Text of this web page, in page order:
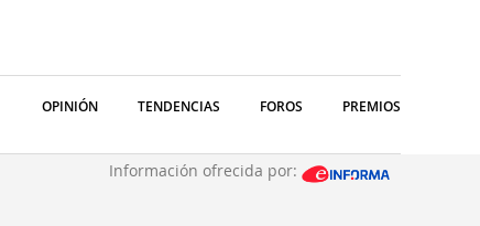
OPINIÓN TENDENCIAS FOROS PREMIOS
Información ofrecida por: